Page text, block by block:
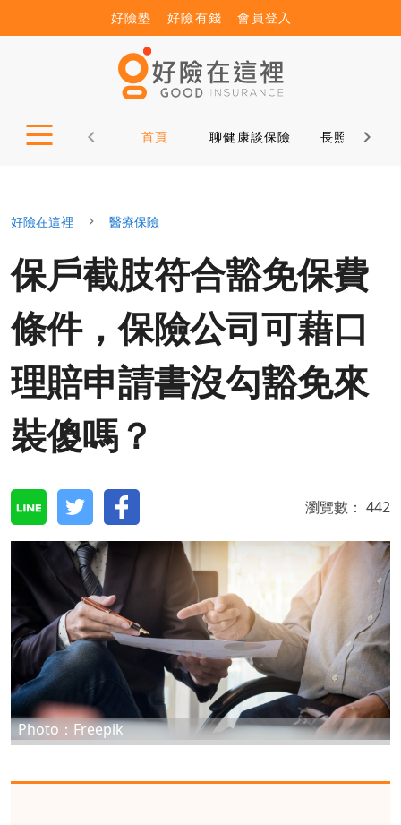
好險塾 好險有錢 會員登入
首頁 聊健康談保險 長照12問
好險在這裡 醫療保險
保戶截肢符合豁免保費
條件，保險公司可藉口
理賠申請書沒勾豁免來
裝傻嗎？
瀏覽數： 442
Photo：Freepik